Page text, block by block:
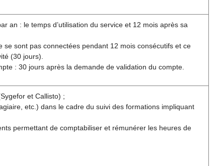
an : le temps d’utilisation du service et 12 mois après sa
se sont pas connectées pendant 12 mois consécutifs et ce
(30 jours).
: 30 jours après la demande de validation du compte.
et Callisto) ;
etc.) dans le cadre du suivi des formations impliquant
permettant de comptabiliser et rémunérer les heures de